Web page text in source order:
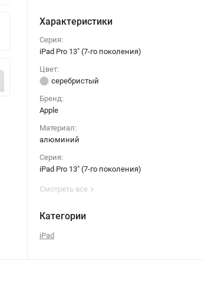
Характеристики
Серия:
iPad Pro 13" (7-го поколения)
Цвет:
серебристый
Бренд:
Apple
Материал:
алюминий
Серия:
iPad Pro 13" (7-го поколения)
Смотреть все
Категории
iPad